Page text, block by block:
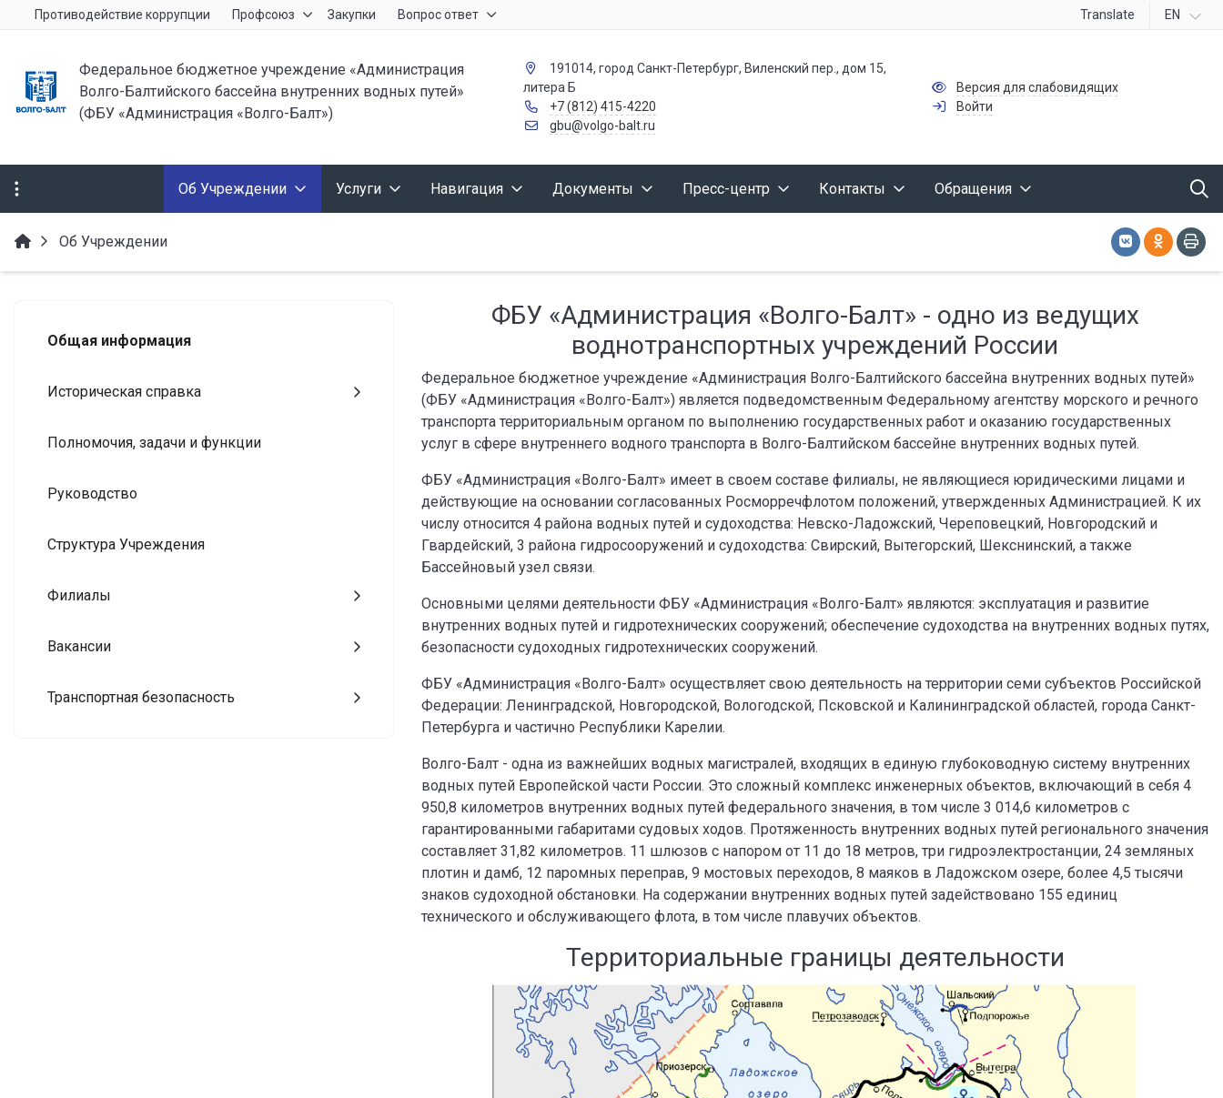
Противодействие коррупции Профсоюз Закупки Вопрос ответ Translate EN
Федеральное бюджетное учреждение «Администрация
Волго-Балтийского бассейна внутренних водных путей»
(ФБУ «Администрация «Волго-Балт»)
191014, город Санкт-Петербург, Виленский пер., дом 15,
литера Б
+7 (812) 415-4220
gbu@volgo-balt.ru
Версия для слабовидящих
Войти
Об Учреждении Услуги Навигация Документы Пресс-центр Контакты Обращения
Об Учреждении
Общая информация
Историческая справка
Полномочия, задачи и функции
Руководство
Структура Учреждения
Филиалы
Вакансии
Транспортная безопасность
ФБУ «Администрация «Волго-Балт» - одно из ведущих
воднотранспортных учреждений России
Федеральное бюджетное учреждение «Администрация Волго-Балтийского бассейна внутренних водных путей»
(ФБУ «Администрация «Волго-Балт») является подведомственным Федеральному агентству морского и речного
транспорта территориальным органом по выполнению государственных работ и оказанию государственных
услуг в сфере внутреннего водного транспорта в Волго-Балтийском бассейне внутренних водных путей.
ФБУ «Администрация «Волго-Балт» имеет в своем составе филиалы, не являющиеся юридическими лицами и
действующие на основании согласованных Росморречфлотом положений, утвержденных Администрацией. К их
числу относится 4 района водных путей и судоходства: Невско-Ладожский, Череповецкий, Новгородский и
Гвардейский, 3 района гидросооружений и судоходства: Свирский, Вытегорский, Шекснинский, а также
Бассейновый узел связи.
Основными целями деятельности ФБУ «Администрация «Волго-Балт» являются: эксплуатация и развитие
внутренних водных путей и гидротехнических сооружений; обеспечение судоходства на внутренних водных путях,
безопасности судоходных гидротехнических сооружений.
ФБУ «Администрация «Волго-Балт» осуществляет свою деятельность на территории семи субъектов Российской
Федерации: Ленинградской, Новгородской, Вологодской, Псковской и Калининградской областей, города Санкт-
Петербурга и частично Республики Карелии.
Волго-Балт - одна из важнейших водных магистралей, входящих в единую глубоководную систему внутренних
водных путей Европейской части России. Это сложный комплекс инженерных объектов, включающий в себя 4
950,8 километров внутренних водных путей федерального значения, в том числе 3 014,6 километров с
гарантированными габаритами судовых ходов. Протяженность внутренних водных путей регионального значения
составляет 31,82 километров. 11 шлюзов с напором от 11 до 18 метров, три гидроэлектростанции, 24 земляных
плотин и дамб, 12 паромных переправ, 9 мостовых переходов, 8 маяков в Ладожском озере, более 4,5 тысячи
знаков судоходной обстановки. На содержании внутренних водных путей задействовано 155 единиц
технического и обслуживающего флота, в том числе плавучих объектов.
Территориальные границы деятельности